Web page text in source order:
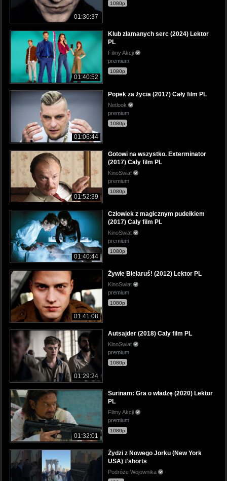
01:30:37
1080p
01:40:52
Klub złamanych serc (2024) Lektor
PL
Filmy Akcji
premium
1080p
01:06:44
Popek za życia (2017) Cały film PL
Netlook
premium
1080p
01:52:39
Gotowi na wszystko. Exterminator
(2017) Cały film PL
KinoSwiat
premium
1080p
01:40:44
Człowiek z magicznym pudełkiem
(2017) Cały film PL
KinoSwiat
premium
1080p
01:41:08
Żywie Biełaruś! (2012) Lektor PL
KinoSwiat
premium
1080p
01:29:24
Autsajder (2018) Cały film PL
KinoSwiat
premium
1080p
01:32:01
Surinam: Gra o władzę (2020) Lektor
PL
Filmy Akcji
premium
1080p
Żydzi z Nowego Jorku (New York
USA) #shorts
Podróże Wojownika